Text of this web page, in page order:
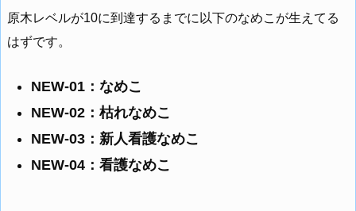
原木レベルが10に到達するまでに以下のなめこが生えてる
はずです。
NEW-01：なめこ
NEW-02：枯れなめこ
NEW-03：新人看護なめこ
NEW-04：看護なめこ